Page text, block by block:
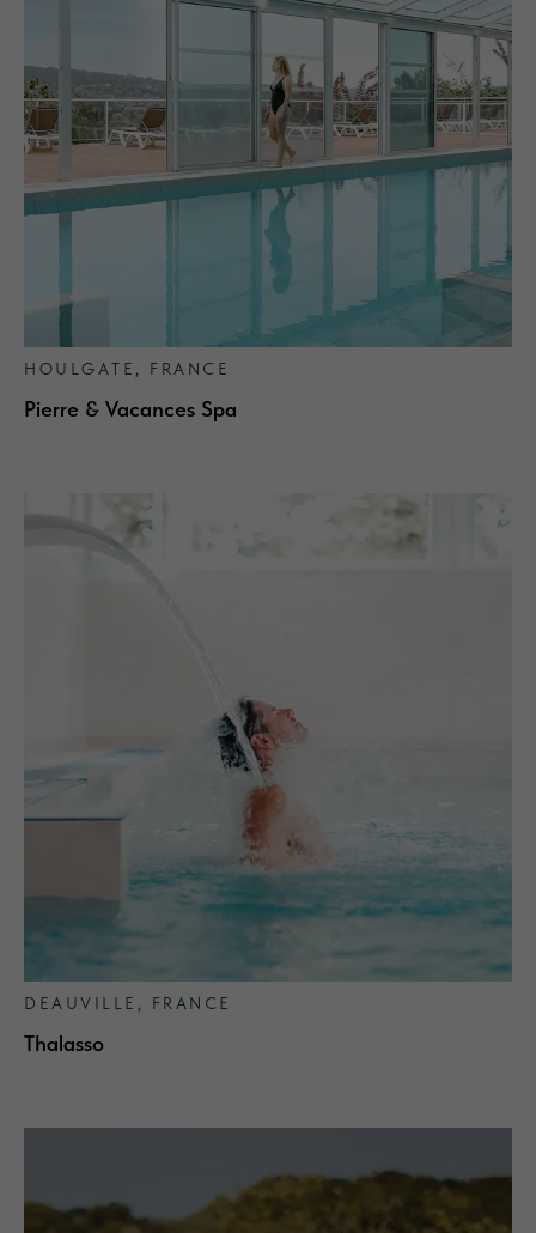
HOULGATE, FRANCE
Pierre & Vacances Spa
DEAUVILLE, FRANCE
Thalasso